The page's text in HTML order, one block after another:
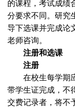
的课程，考试成绩
分要求不同。研究
导下选课并完成论
老师咨询。
注册和选课
注册
在校生每学期
带学生证完成，不
交费记录者，将不